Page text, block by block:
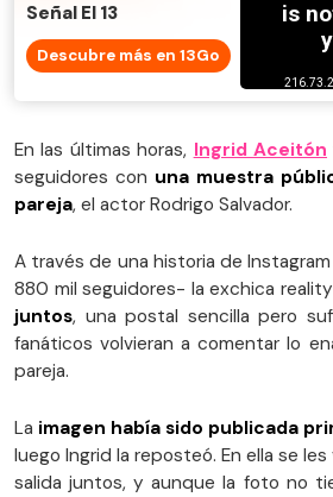
Señal El 13
Descubre más en 13Go
En las últimas horas, Ingrid Aceitón
seguidores con una muestra
pareja, el actor Rodrigo Salvador.
A través de una historia de
880 mil seguidores- la exchica reality
juntos, una postal sencilla pero
fanáticos volvieran a comentar lo
pareja.
La imagen había sido publicada
luego Ingrid la reposteó. En ella se
salida juntos, y aunque la foto no